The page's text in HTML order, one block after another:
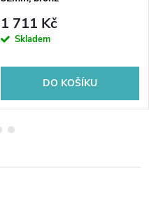
1 711 Kč
Skladem
DO KOŠÍKU